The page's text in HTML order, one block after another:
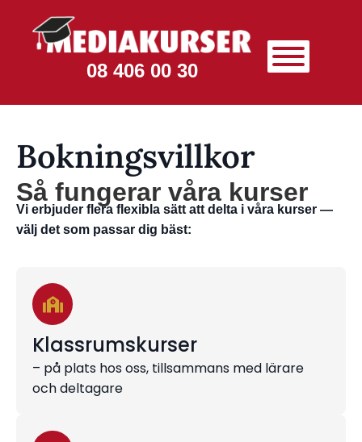
08 406 00 30
Bokningsvillkor
Så fungerar våra kurser
Vi erbjuder flera flexibla sätt att delta i våra kurser —
välj det som passar dig bäst:
Klassrumskurser
– på plats hos oss, tillsammans med lärare
och deltagare